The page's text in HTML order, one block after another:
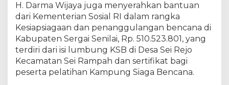
H. Darma Wijaya juga menyerahkan bantuan
dari Kementerian Sosial RI dalam rangka
Kesiapsiagaan dan penanggulangan bencana di
Kabupaten Sergai Senilai, Rp. 510.523.801, yang
terdiri dari isi lumbung KSB di Desa Sei Rejo
Kecamatan Sei Rampah dan sertifikat bagi
peserta pelatihan Kampung Siaga Bencana.